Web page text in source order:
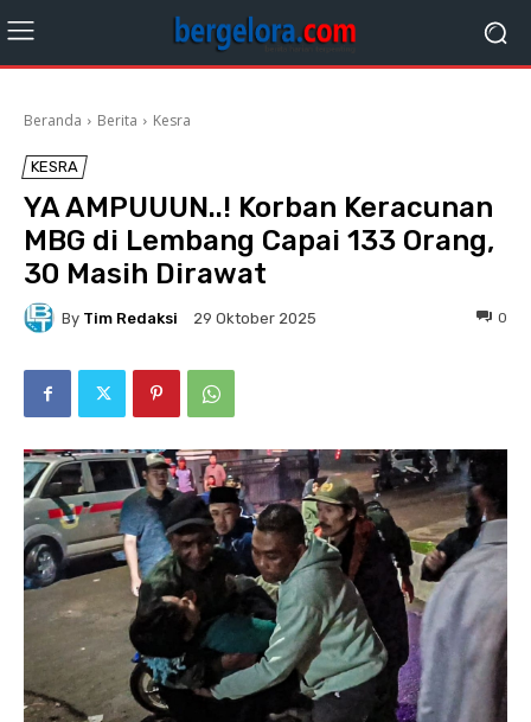
Beranda Berita Kesra
KESRA
YA AMPUUUN..! Korban Keracunan
MBG di Lembang Capai 133 Orang,
30 Masih Dirawat
By Tim Redaksi 29 Oktober 2025 0